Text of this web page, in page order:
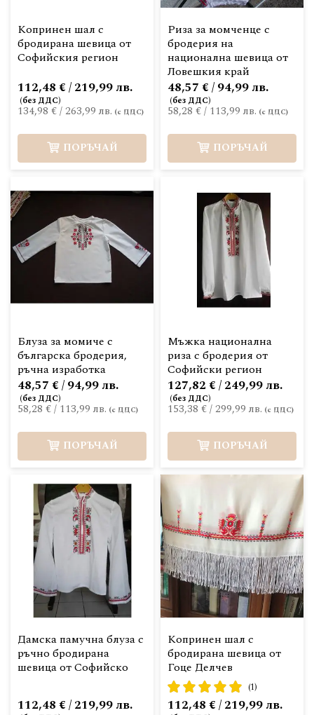
Копринен шал с
бродирана шевица от
Софийския регион
134,98 €/263,99 лв.
112,48 € / 219,99 лв.
ПОРЪЧАЙ
Риза за момченце с
бродерия на
национална шевица от
Ловешкия край
58,28 €/ 113,99 лв.
48,57 € / 94,99 лв.
ПОРЪЧАЙ
Блуза за момиче с
българска бродерия,
ръчна изработка
58,28 €/ 113,99 лв.
48,57 € / 94,99 лв.
ПОРЪЧАЙ
Мъжка национална
риза с бродерия от
Софийски регион
153,38 €/299,99 лв.
127,82 € / 249,99 лв.
ПОРЪЧАЙ
Дамска памучна блуза с
ръчно бродирана
шевица от Софийско
112,48 € / 219,99 лв.
Копринен шал с
бродирана шевица от
Гоце Делчев
рейтинг:
100%
(1)
112,48 € / 219,99 лв.